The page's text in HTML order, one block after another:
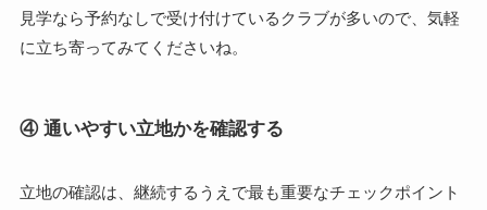
見学なら予約なしで受け付けているクラブが多いので、気軽
に立ち寄ってみてくださいね。
④ 通いやすい立地かを確認する
立地の確認は、継続するうえで最も重要なチェックポイント